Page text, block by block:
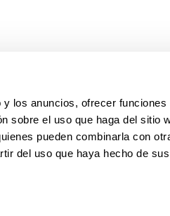
los anuncios, ofrecer funciones
sobre el uso que haga del sitio
pueden combinarla con
del uso que haya hecho de sus